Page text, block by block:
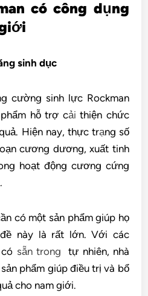
có công dụng
sinh dục
cường sinh lực Rockman
hỗ trợ cải thiện chức
Hiện nay, thực trạng số
cương dương, xuất tinh
hoạt động cương cứng
có một sản phẩm giúp họ
này là rất lớn. Với các
sẵn trong
tự nhiên, nhà
phẩm giúp điều trị và bổ
cho nam giới.